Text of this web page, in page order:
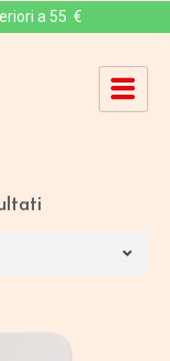
a 55 €